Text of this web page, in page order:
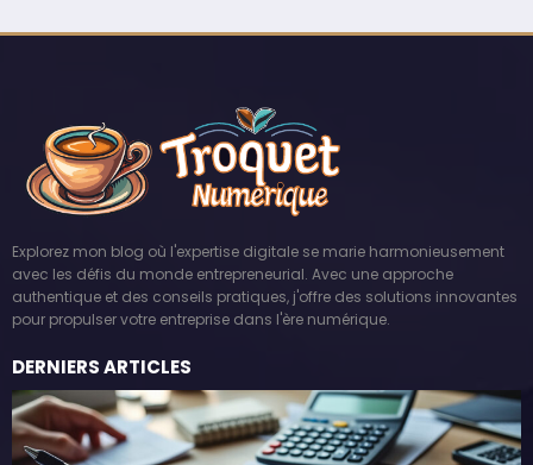
Explorez mon blog où l'expertise digitale se marie harmonieusement
avec les défis du monde entrepreneurial. Avec une approche
authentique et des conseils pratiques, j'offre des solutions innovantes
pour propulser votre entreprise dans l'ère numérique.
DERNIERS ARTICLES